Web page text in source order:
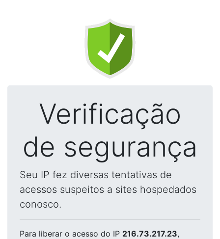
Verificação
de segurança
Seu IP fez diversas tentativas de
acessos suspeitos a sites hospedados
conosco.
Para liberar o acesso do IP 216.73.217.23,